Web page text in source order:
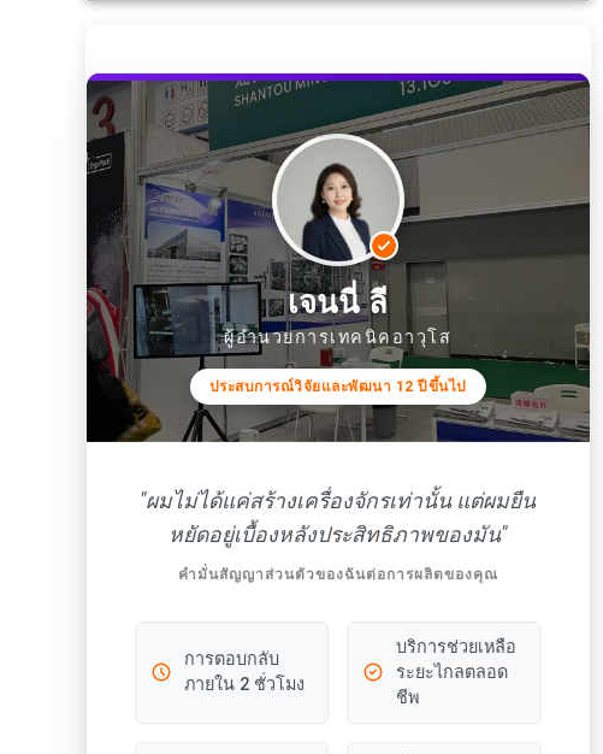
เจนนี่ ลี
ผู้อำนวยการเทคนิคอาวุโส
ประสบการณ์วิจัยและพัฒนา 12 ปีขึ้นไป
"ผมไม่ได้แค่สร้างเครื่องจักรเท่านั้น แต่ผมยืน
หยัดอยู่เบื้องหลังประสิทธิภาพของมัน"
คำมั่นสัญญาส่วนตัวของฉันต่อการผลิตของคุณ
การตอบกลับ
ภายใน 2 ชั่วโมง
บริการช่วยเหลือ
ระยะไกลตลอด
ชีพ